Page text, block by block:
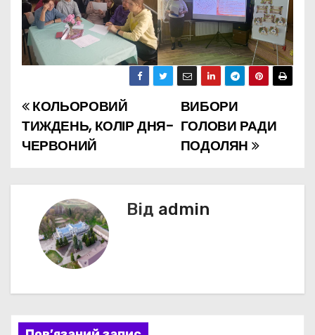
Н
а
ц
і
ВИБОРИ
ГОЛОВИ РАДИ
ПОДОЛЯН
КОЛЬОРОВИЙ
ТИЖДЕНЬ, КОЛІР ДНЯ-
ЧЕРВОНИЙ
Від admin